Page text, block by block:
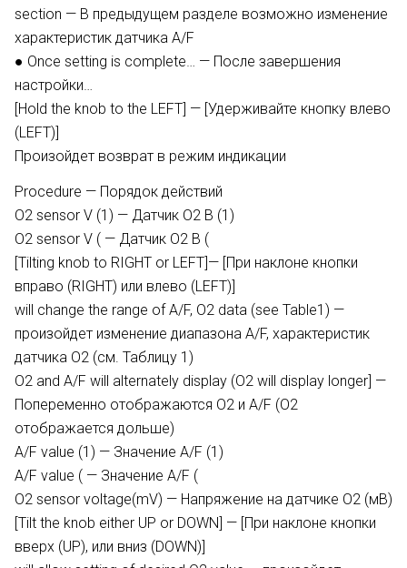
section — В предыдущем разделе возможно изменение
характеристик датчика A/F
● Once setting is complete… — После завершения
настройки…
[Hold the knob to the LEFT] — [Удерживайте кнопку влево
(LEFT)]
Произойдет возврат в режим индикации
Procedure — Порядок действий
O2 sensor V (1) — Датчик O2 В (1)
O2 sensor V ( — Датчик O2 В (
[Tilting knob to RIGHT or LEFT]— [При наклоне кнопки
вправо (RIGHT) или влево (LEFT)]
will change the range of A/F, O2 data (see Table1) —
произойдет изменение диапазона A/F, характеристик
датчика O2 (см. Таблицу 1)
O2 and A/F will alternately display (O2 will display longer] —
Попеременно отображаются O2 и A/F (O2
отображается дольше)
A/F value (1) — Значение A/F (1)
A/F value ( — Значение A/F (
O2 sensor voltage(mV) — Напряжение на датчике O2 (мВ)
[Tilt the knob either UP or DOWN] — [При наклоне кнопки
вверх (UP), или вниз (DOWN)]